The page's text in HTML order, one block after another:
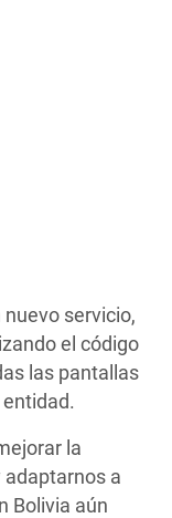
nuevo servicio,
el código
las pantallas
la
a
Bolivia aún